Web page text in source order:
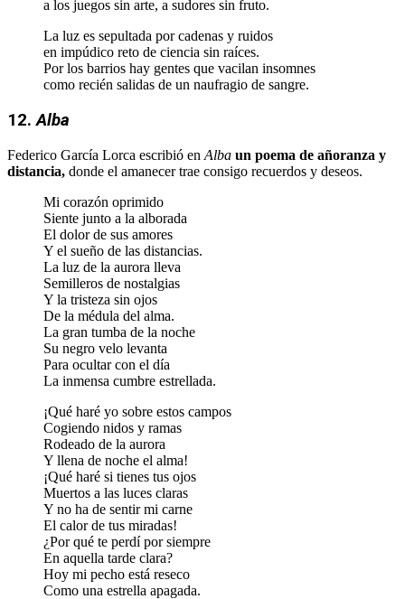
a los juegos sin arte, a sudores sin fruto.
La luz es sepultada por cadenas y ruidos
en impúdico reto de ciencia sin raíces.
Por los barrios hay gentes que vacilan insomnes
como recién salidas de un naufragio de sangre.
12.Alba
Federico García Lorca escribió en Alba un poema de añoranza y
distancia, donde el amanecer trae consigo recuerdos y deseos.
Mi corazón oprimido
Siente junto a la alborada
El dolor de sus amores
Y el sueño de las distancias.
La luz de la aurora lleva
Semilleros de nostalgias
Y la tristeza sin ojos
De la médula del alma.
La gran tumba de la noche
Su negro velo levanta
Para ocultar con el día
La inmensa cumbre estrellada.
¡Qué haré yo sobre estos campos
Cogiendo nidos y ramas
Rodeado de la aurora
Y llena de noche el alma!
¡Qué haré si tienes tus ojos
Muertos a las luces claras
Y no ha de sentir mi carne
El calor de tus miradas!
¿Por qué te perdí por siempre
En aquella tarde clara?
Hoy mi pecho está reseco
Como una estrella apagada.